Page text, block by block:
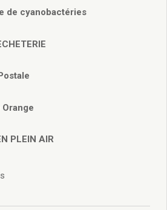
civil
conseil municipal
2025
de cyanobactéries
PLEIN AIR